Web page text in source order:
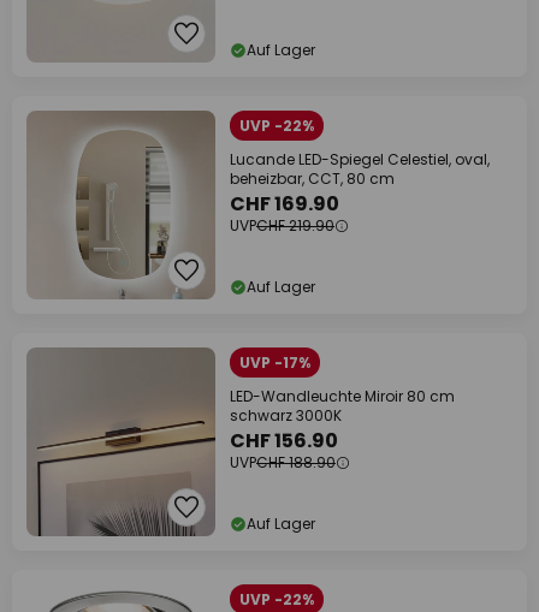
Auf Lager
UVP -22%
Lucande LED-Spiegel Celestiel, oval,
beheizbar, CCT, 80 cm
CHF 169.90
UVPCHF 219.90
Auf Lager
UVP -17%
LED-Wandleuchte Miroir 80 cm
schwarz 3000K
CHF 156.90
UVPCHF 188.90
Auf Lager
UVP -22%